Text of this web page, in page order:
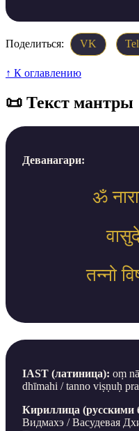
Поделиться: VK
↑ К оглавлению
📜 Текст мантры
Деванагари:
ॐ
तन्नो
IAST (латиница): oṃ
dhīmahi / tanno viṣṇuḥ
Кириллица (русскими
Видмахэ / Васудевая